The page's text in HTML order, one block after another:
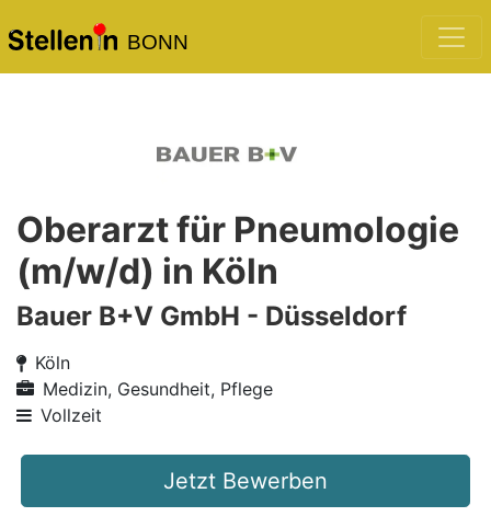
BONN
Oberarzt für Pneumologie
(m/w/d) in Köln
Bauer B+V GmbH - Düsseldorf
Köln
Medizin, Gesundheit, Pflege
Vollzeit
Jetzt Bewerben